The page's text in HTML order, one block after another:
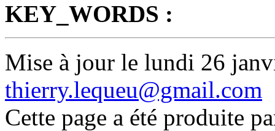
KEY_WORDS :
Mise à jour le lundi 26
thierry.lequeu@gmail.com
Cette page a été produite